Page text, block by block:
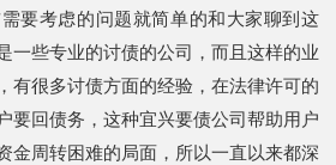
要考虑的问题就简单的和大家聊到这
一些专业的讨债的公司，而且这样的业
有很多讨债方面的经验，在法律许可的
要回债务，这种宜兴要债公司帮助用户
金周转困难的局面，所以一直以来都深